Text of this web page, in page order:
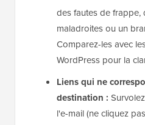
des fautes de frappe,
maladroites ou un
Comparez-les avec
WordPress pour la
Liens qui ne
destination :
l'e-mail (ne cliquez